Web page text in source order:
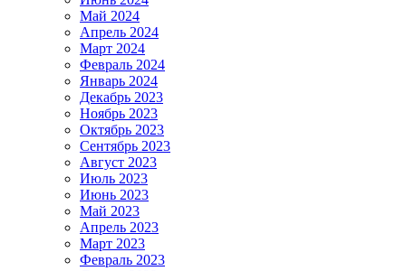
Май 2024
Апрель 2024
Март 2024
Февраль 2024
Январь 2024
Декабрь 2023
Ноябрь 2023
Октябрь 2023
Сентябрь 2023
Август 2023
Июль 2023
Июнь 2023
Май 2023
Апрель 2023
Март 2023
Февраль 2023